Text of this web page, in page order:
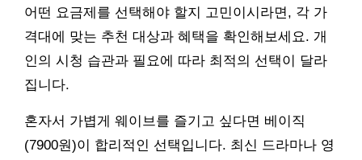
어떤 요금제를 선택해야 할지 고민이시라면, 각 가
격대에 맞는 추천 대상과 혜택을 확인해보세요. 개
인의 시청 습관과 필요에 따라 최적의 선택이 달라
집니다.
혼자서 가볍게 웨이브를 즐기고 싶다면 베이직
(7900원)이 합리적인 선택입니다. 최신 드라마나 영